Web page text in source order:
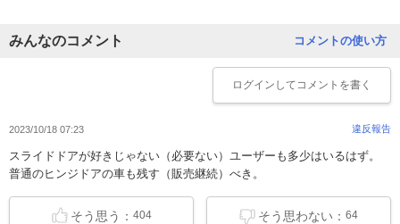
コメントの使い方
みんなのコメント
ログイン してコメントを書く
2023/10/18 07:23 違反報告
スライドドアが好きじゃない（必要ない）ユーザーも多少はいるはず。
普通のヒンジドアの車も残す（販売継続）べき。
そう思わない： 64
そう思う： 404